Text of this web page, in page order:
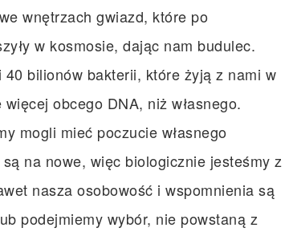
wnętrzach gwiazd, które po
w kosmosie, dając nam budulec.
bilionów bakterii, które żyją z nami w
obcego DNA, niż własnego.
mogli mieć poczucie własnego
na nowe, więc biologicznie jesteśmy z
nasza osobowość i wspomnienia są
podejmiemy wybór, nie powstaną z